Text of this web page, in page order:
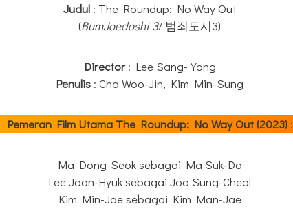
Judul : The Roundup: No Way Out
(BumJoedoshi 3/ 범죄도시3)
Director: Lee Sang-Yong
Penulis : Cha Woo-Jin, Kim Min-Sung
Pemeran Film Utama The Roundup: No Way Out (2023):
Ma Dong-Seok sebagai Ma Suk-Do
Lee Joon-Hyuk sebagai Joo Sung-Cheol
Kim Min-Jae sebagai Kim Man-Jae